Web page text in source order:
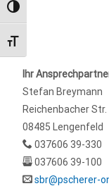
Umschalten auf hohe
Schrift vergrößern
Ihr
Stefan Breymann
Reichenbacher Str.
08485 Lengenfeld
037606 39-330
037606 39-100
sbr@pscherer-